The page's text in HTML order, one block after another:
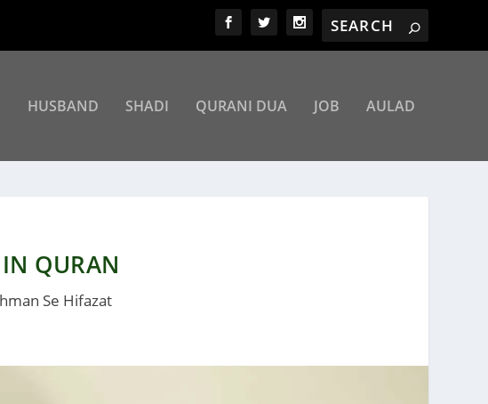
HUSBAND SHADI QURANI DUA JOB AULAD
QURAN
Se Hifazat